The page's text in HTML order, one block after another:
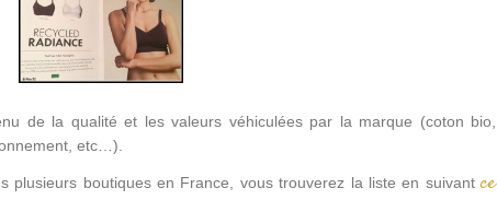
de la qualité et les valeurs véhiculées par la marque (coton bio,
etc…).
plusieurs boutiques en France, vous trouverez la liste en suivantce